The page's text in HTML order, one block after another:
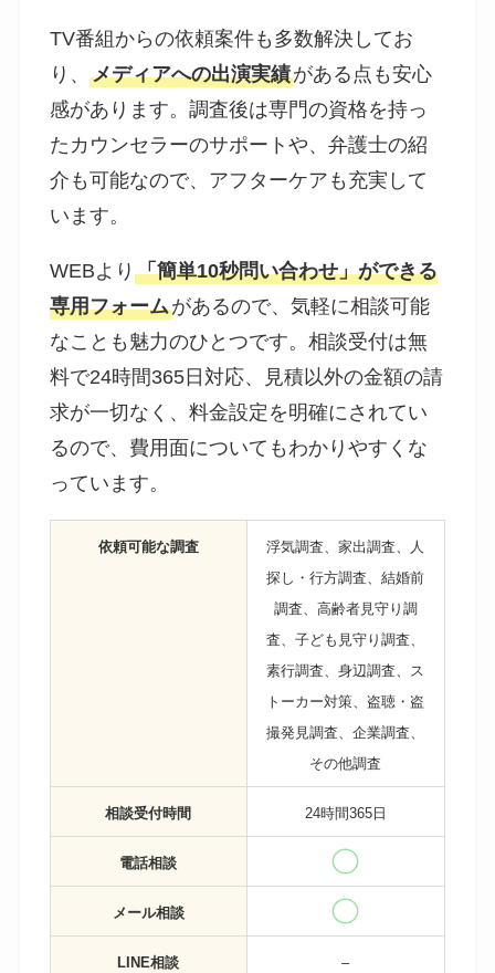
TV番組からの依頼案件も多数解決してお
り、 メディアへの出演実績がある点も安心
感があります。調査後は専門の資格を持っ
たカウンセラーのサポートや、弁護士の紹
介も可能なので、アフターケアも充実して
います。
WEBより 「簡単10秒問い合わせ」ができる
専用フォームがあるので、気軽に相談可能
なことも魅力のひとつです。相談受付は無
料で24時間365日対応、見積以外の金額の請
求が一切なく、料金設定を明確にされてい
るので、費用面についてもわかりやすくな
っています。
依頼可能な調査
浮気調査、家出調査、人
探し・行方調査、結婚前
調査、高齢者見守り調
査、子ども見守り調査、
素行調査、身辺調査、ス
トーカー対策、盗聴・盗
撮発見調査、企業調査、
その他調査
相談受付時間 24時間365日
電話相談
メール相談
LINE相談 –